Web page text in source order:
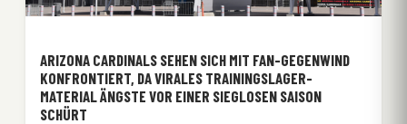
ARIZONA CARDINALS SEHEN SICH MIT FAN-GEGENWIND
KONFRONTIERT, DA VIRALES TRAININGSLAGER-
MATERIAL ÄNGSTE VOR EINER SIEGLOSEN SAISON
SCHÜRT